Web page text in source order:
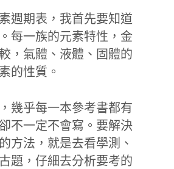
週期表，我首先要知道
每一族的元素特性，金
，氣體、液體、固體的
的性質。
幾乎每一本參考書都有
不一定不會寫。要解決
方法，就是去看學測、
題，仔細去分析要考的